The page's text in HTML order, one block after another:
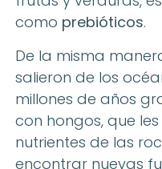
como prebióticos.
De la misma
salieron de los
millones de años
con hongos, que
nutrientes de las
encontrar nuevas